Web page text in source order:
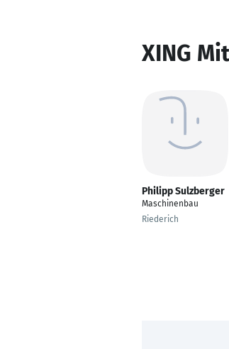
XING
Philipp Sulzberger
Maschinenbau
Riederich